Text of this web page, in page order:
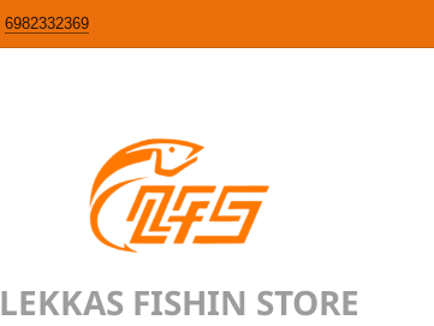
6982332369
LEKKAS FISHIN STORE